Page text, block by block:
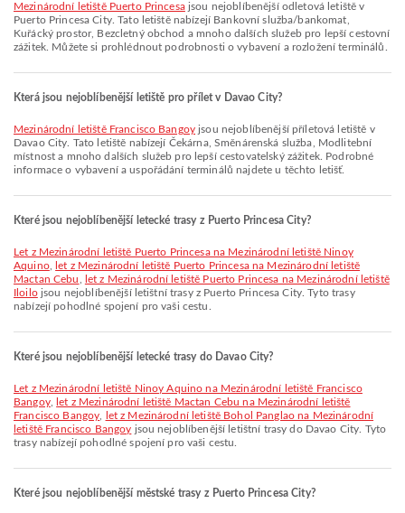
Mezinárodní letiště Puerto Princesajsou nejoblíbenější odletová letiště v
Puerto Princesa City. Tato letiště nabízejí Bankovní služba/bankomat,
Kuřácký prostor, Bezcletný obchod a mnoho dalších služeb pro lepší cestovní
zážitek. Můžete si prohlédnout podrobnosti o vybavení a rozložení terminálů.
Která jsou nejoblíbenější letiště pro přílet v Davao City?
Mezinárodní letiště Francisco Bangoy jsou nejoblíbenější příletová letiště v
Davao City. Tato letiště nabízejí Čekárna, Směnárenská služba, Modlitební
místnost a mnoho dalších služeb pro lepší cestovatelský zážitek. Podrobné
informace o vybavení a uspořádání terminálů najdete u těchto letišť.
Které jsou nejoblíbenější letecké trasy z Puerto Princesa City?
let z Mezinárodní letiště Puerto Princesa na Mezinárodní letiště Ninoy
Aquino,
let z Mezinárodní letiště Puerto Princesa na Mezinárodní letiště
Mactan Cebu
let z Mezinárodní letiště Puerto Princesa na Mezinárodní letiště
Iloilojsou nejoblíbenější letištní trasy z Puerto Princesa City. Tyto trasy
nabízejí pohodlné spojení pro vaši cestu.
Které jsou nejoblíbenější letecké trasy do Davao City?
let z Mezinárodní letiště Ninoy Aquino na Mezinárodní letiště Francisco
Bangoy,
let z Mezinárodní letiště Mactan Cebu na Mezinárodní letiště
Francisco Bangoy
let z Mezinárodní letiště Bohol Panglao na Mezinárodní
letiště Francisco Bangoy jsou nejoblíbenější letištní trasy do Davao City. Tyto
trasy nabízejí pohodlné spojení pro vaši cestu.
Které jsou nejoblíbenější městské trasy z Puerto Princesa City?